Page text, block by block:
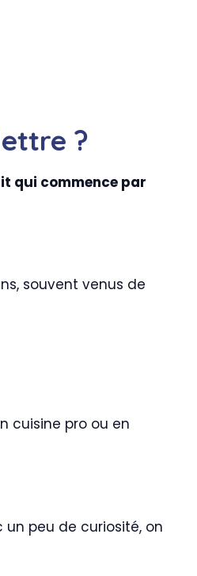
?
qui commence par
souvent venus de
cuisine pro ou en
un peu de curiosité, on